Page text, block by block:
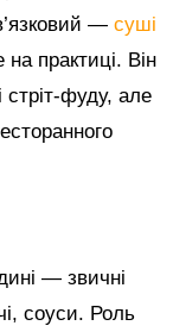
— суші
практиці. Він
стріт-фуду, але
— звичні
соуси. Роль